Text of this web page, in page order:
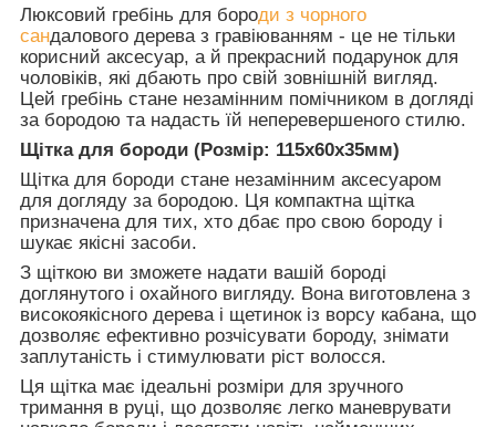
Люксовий гребінь для бороди з чорного
сандалового дерева з гравіюванням - це не тільки
корисний аксесуар, а й прекрасний подарунок для
чоловіків, які дбають про свій зовнішній вигляд.
Цей гребінь стане незамінним помічником в догляді
за бородою та надасть їй неперевершеного стилю.
Щітка для бороди (Розмір: 115х60х35мм)
Щітка для бороди стане незамінним аксесуаром
для догляду за бородою. Ця компактна щітка
призначена для тих, хто дбає про свою бороду і
шукає якісні засоби.
З щіткою ви зможете надати вашій бороді
доглянутого і охайного вигляду. Вона виготовлена з
високоякісного дерева і щетинок із ворсу кабана, що
дозволяє ефективно розчісувати бороду, знімати
заплутаність і стимулювати ріст волосся.
Ця щітка має ідеальні розміри для зручного
тримання в руці, що дозволяє легко маневрувати